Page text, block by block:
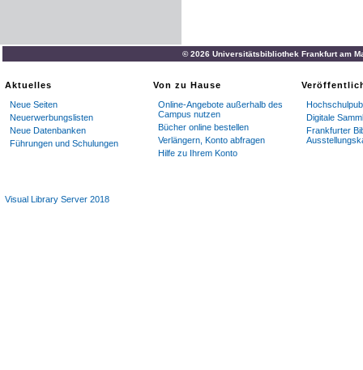
© 2026 Universitätsbibliothek Frankfurt am
Aktuelles
Neue Seiten
Neuerwerbungslisten
Neue Datenbanken
Führungen und Schulungen
Von zu Hause
Online-Angebote außerhalb des
Campus nutzen
Bücher online bestellen
Verlängern, Konto abfragen
Hilfe zu Ihrem Konto
Digitale
Frankfurter
Visual Library Server 2018